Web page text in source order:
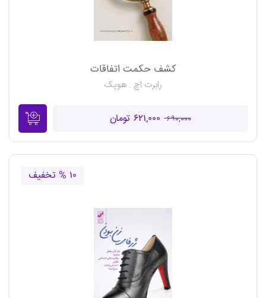
کشف حکمت اتفاقات
رابرت اچ . هوپک
۶۹۰,۰۰۰ ۶۲۱,۰۰۰ تومان
۱۰ % تخفیف